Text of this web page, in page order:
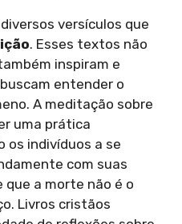
versículos que
. Esses textos não
inspiram e
entender o
A meditação sobre
uma prática
os indivíduos a se
com suas
que a morte não é o
Livros cristãos